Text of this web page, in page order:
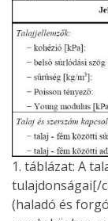
1. táblázat: A
tulajdonságai[/
(haladó és